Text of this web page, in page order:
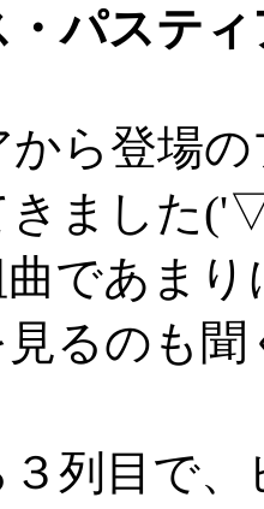
・パステ
ら登場
きました
であま
るのも
３列目で